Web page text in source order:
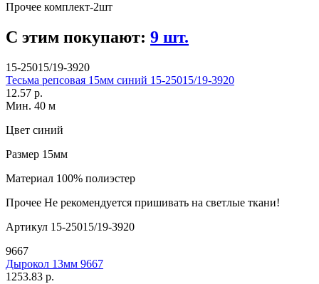
Прочее комплект-2шт
С этим покупают: 9 шт.
15-25015/19-3920
Тесьма репсовая 15мм синий 15-25015/19-3920
12.57 р.
Мин. 40 м
Цвет синий
Размер 15мм
Материал 100% полиэстер
Прочее Не рекомендуется пришивать на светлые ткани!
Артикул 15-25015/19-3920
9667
Дырокол 13мм 9667
1253.83 р.